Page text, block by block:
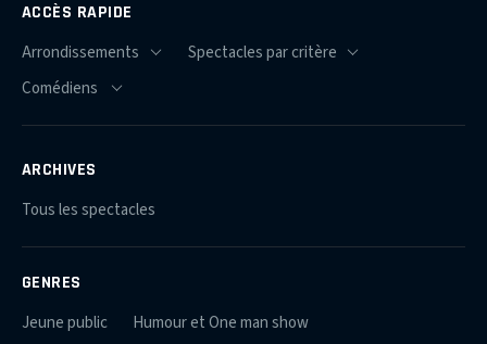
ACCÈS RAPIDE
ARCHIVES
Tous les spectacles
GENRES
Jeune public
Humour et One man show